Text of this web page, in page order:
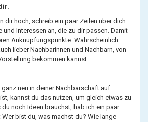
dir hoch, schreib ein paar Zeilen über dich.
und Interessen an, die zu dir passen. Damit
Anknüpfungspunkte. Wahrscheinlich
lieber Nachbarinnen und Nachbarn, von
bekommen kannst.
neu in deiner Nachbarschaft auf
kannst du das nutzen, um gleich etwas zu
du noch Ideen brauchst, hab ich ein paar
Wer bist du, was machst du? Wie lange